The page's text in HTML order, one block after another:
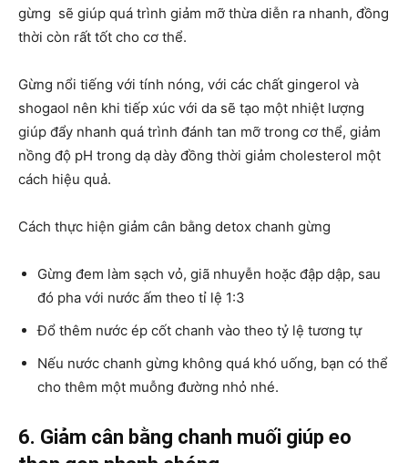
gừng sẽ giúp quá trình giảm mỡ thừa diễn ra nhanh, đồng
thời còn rất tốt cho cơ thể.
Gừng nổi tiếng với tính nóng, với các chất gingerol và
shogaol nên khi tiếp xúc với da sẽ tạo một nhiệt lượng
giúp đẩy nhanh quá trình đánh tan mỡ trong cơ thể, giảm
nồng độ pH trong dạ dày đồng thời giảm cholesterol một
cách hiệu quả.
Cách thực hiện giảm cân bằng detox chanh gừng
Gừng đem làm sạch vỏ, giã nhuyễn hoặc đập dập, sau
đó pha với nước ấm theo tỉ lệ 1:3
Đổ thêm nước ép cốt chanh vào theo tỷ lệ tương tự
Nếu nước chanh gừng không quá khó uống, bạn có thể
cho thêm một muỗng đường nhỏ nhé.
6. Giảm cân bằng chanh muối giúp eo